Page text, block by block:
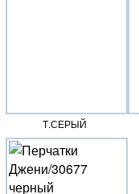
Т.СЕРЫЙ